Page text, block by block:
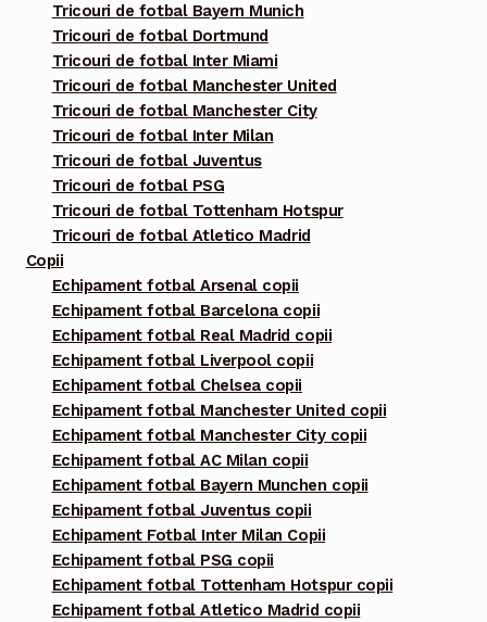
Tricouri de fotbal Bayern Munich
Tricouri de fotbal Dortmund
Tricouri de fotbal Inter Miami
Tricouri de fotbal Manchester United
Tricouri de fotbal Manchester City
Tricouri de fotbal Inter Milan
Tricouri de fotbal Juventus
Tricouri de fotbal PSG
Tricouri de fotbal Tottenham Hotspur
Tricouri de fotbal Atletico Madrid
Copii
Echipament fotbal Arsenal copii
Echipament fotbal Barcelona copii
Echipament fotbal Real Madrid copii
Echipament fotbal Liverpool copii
Echipament fotbal Chelsea copii
Echipament fotbal Manchester United copii
Echipament fotbal Manchester City copii
Echipament fotbal AC Milan copii
Echipament fotbal Bayern Munchen copii
Echipament fotbal Juventus copii
Echipament Fotbal Inter Milan Copii
Echipament fotbal PSG copii
Echipament fotbal Tottenham Hotspur copii
Echipament fotbal Atletico Madrid copii